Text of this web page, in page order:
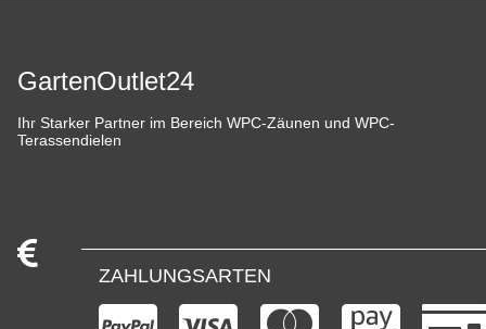
GartenOutlet24
Ihr Starker Partner im Bereich WPC-Zäunen und WPC-
Terassendielen
ZAHLUNGSARTEN